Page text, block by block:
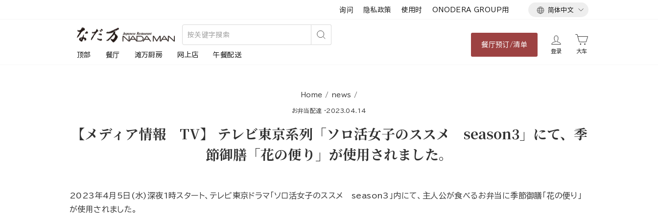
询问 隐私政策 使用时 ONODERA GROUP用
语
简体中文
搜
顶部 餐厅 滩万厨房 网上店 午餐配送
餐厅预订/清单
登录 大车
Home / news /
お弁当配達 ·2023.04.14
【メディア情報 TV】 テレビ東京系列「ソロ活女子のススメ season3」にて、季
節御膳「花の便り」が使用されました。
2023年4月5日(水)深夜1時スタート、テレビ東京ドラマ「ソロ活女子のススメ season3」内にて、主人公が食べるお弁当に季節御膳「花の便り」
が使用されました。